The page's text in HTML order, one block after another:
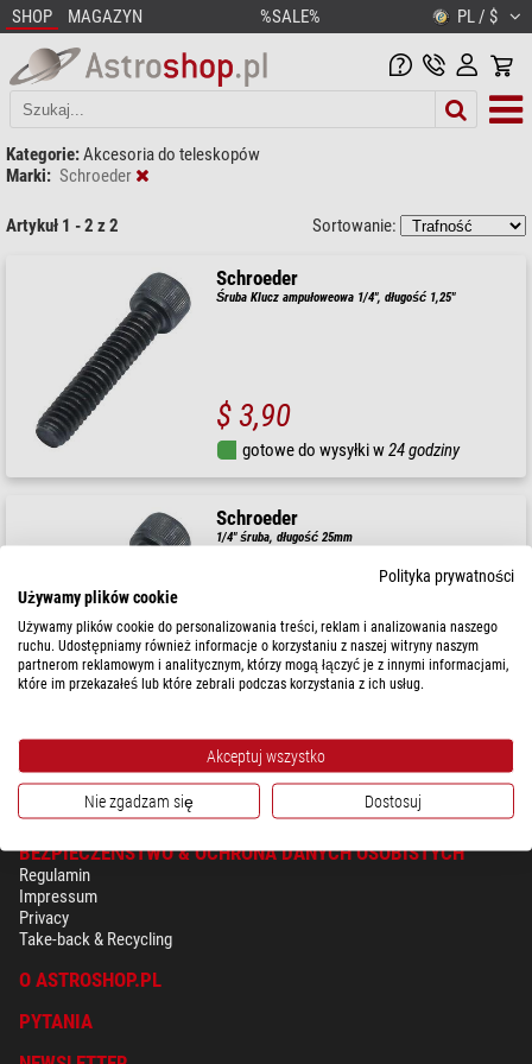
SHOP MAGAZYN %SALE% PL / $
Kategorie:Akcesoria do teleskopów
Marki: Schroeder
Artykuł 1 - 2 z 2 Sortowanie:
Schroeder
Śruba Klucz ampułoweowa 1/4", długość 1,25"
$ 3,90
gotowe do wysyłki w24 godziny
Schroeder
1/4" śruba, długość 25mm
$ 3,90
gotowe do wysyłki w 1-2 tygodni
BEZPIECZEŃSTWO & OCHRONA DANYCH OSOBISTYCH
Regulamin
Impressum
Privacy
Take-back & Recycling
O ASTROSHOP.PL
PYTANIA
Polityka prywatności
Używamy plików cookie
Używamy plików cookie do personalizowania treści, reklam i analizowania naszego
ruchu. Udostępniamy również informacje o korzystaniu z naszej witryny naszym
partnerom reklamowym i analitycznym, którzy mogą łączyć je z innymi informacjami,
które im przekazałeś lub które zebrali podczas korzystania z ich usług.
Akceptuj wszystko
Nie zgadzam się Dostosuj